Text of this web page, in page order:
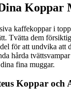
Koppar
kaffekoppar i
Tvätta dem
för att undvika att
hårda
fina muggar.
Koppar och